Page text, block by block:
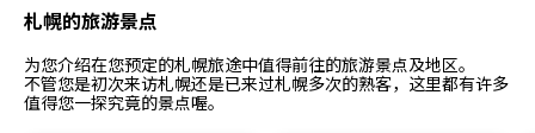
札幌的旅游景点
为您介绍在您预定的札幌旅途中值得前往的旅游景点及地区。
不管您是初次来访札幌还是已来过札幌多次的熟客，这里都有许多
值得您一探究竟的景点喔。